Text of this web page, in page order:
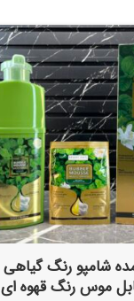
شامپو رنگ گیاهی
موس رنگ قهوه ای